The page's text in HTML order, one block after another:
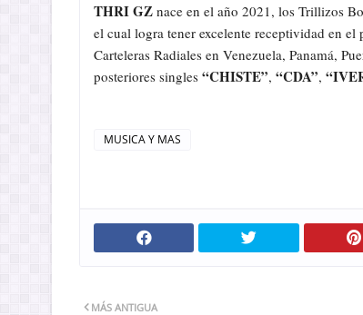
THRI GZ nace en el año 2021, los Trillizos
el cual logra tener excelente receptividad en
Carteleras Radiales en Venezuela, Panamá,
posteriores singles “CHISTE”, “CDA”,
MUSICA Y MAS
MÁS ANTIGUA